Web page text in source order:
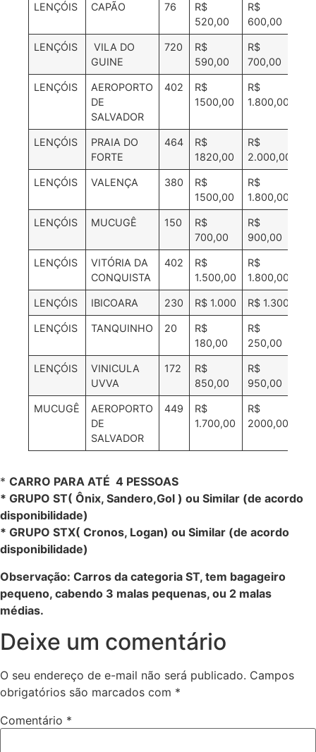
LENÇÓIS CAPÃO 76
R$
520,00
R$
600,00
LENÇÓIS
VILA DO
GUINE
720
R$
590,00
R$
700,00
LENÇÓIS
AEROPORTO
DE
SALVADOR
402
R$
1500,00
R$
1.800,00
LENÇÓIS
PRAIA DO
FORTE
464
R$
1820,00
R$
2.000,00
LENÇÓIS VALENÇA 380
R$
1500,00
R$
1.800,00
LENÇÓIS MUCUGÊ 150
R$
700,00
R$
900,00
LENÇÓIS
VITÓRIA DA
CONQUISTA
402
R$
1.500,00
R$
1.800,00
LENÇÓIS IBICOARA 230 R$ 1.000 R$ 1.300
LENÇÓIS TANQUINHO 20
R$
180,00
R$
250,00
LENÇÓIS
VINICULA
UVVA
172
R$
850,00
R$
950,00
MUCUGÊ
AEROPORTO
DE
SALVADOR
449
R$
1.700,00
R$
2000,00
* CARRO PARA ATÉ 4 PESSOAS
* GRUPO ST( Ônix, Sandero,Gol ) ou Similar (de acordo
disponibilidade)
* GRUPO STX( Cronos, Logan) ou Similar (de acordo
disponibilidade)
Observação: Carros da categoria ST, tem bagageiro
pequeno, cabendo 3 malas pequenas, ou 2 malas
médias.
Deixe um comentário
O seu endereço de e-mail não será publicado. Campos
obrigatórios são marcados com *
Comentário *